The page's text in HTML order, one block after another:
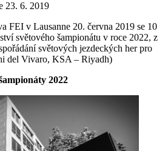
23. 6. 2019
FEI v Lausanne 20. června 2019 se 10
světového šampionátu v roce 2022, z
světových jezdeckých her pro
del Vivaro, KSA – Riyadh)
2022